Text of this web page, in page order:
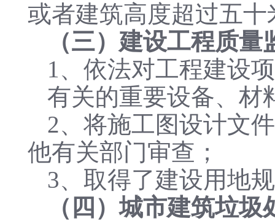
或者建筑高度超过五
（三）建设工程质
1、依法对工程建设
有关的重要设备、材
2、将施工图设计文
他有关部门审查；
3、取得了建设用地
（四）城市建筑垃圾